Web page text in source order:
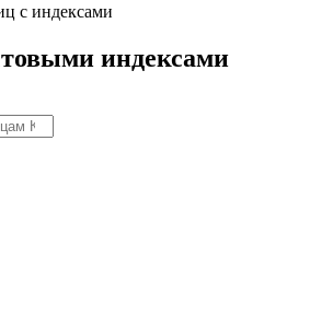
с индексами
индексами